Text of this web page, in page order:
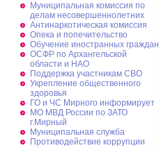
Муниципальная комиссия по
делам несовершеннолетних
Антинаркотическая комиссия
Опека и попечительство
Обучение иностранных граждан
ОСФР по Архангельской
области и НАО
Поддержка участникам СВО
Укрепление общественного
здоровья
ГО и ЧС Мирного информирует
МО МВД России по ЗАТО
г.Мирный
Муниципальная cлужба
Противодействие коррупции